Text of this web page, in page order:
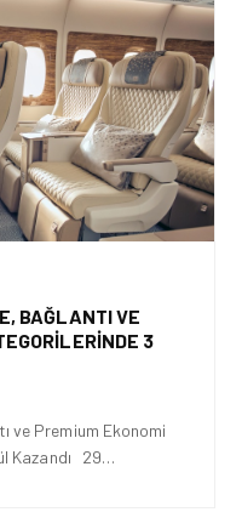
BAĞLANTI VE
3
ve Premium Ekonomi
Kazandı 29…